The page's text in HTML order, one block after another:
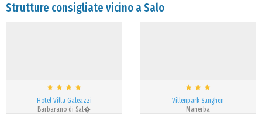
Strutture consigliate vicino a Salo
Hotel Villa Galeazzi
Barbarano di Sal�
Villenpark Sanghen
Manerba